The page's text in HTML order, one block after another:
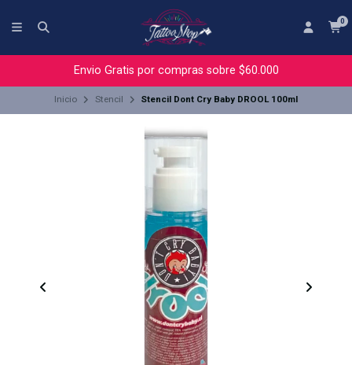
0
Envio Gratis por compras sobre $60.000
Inicio Stencil Stencil Dont Cry Baby DROOL 100ml